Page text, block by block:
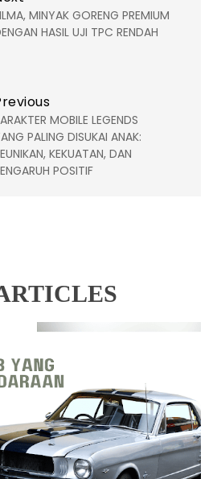
MINYAK GORENG PREMIUM
HASIL UJI TPC RENDAH
MOBILE LEGENDS
PALING DISUKAI ANAK:
KEKUATAN, DAN
POSITIF